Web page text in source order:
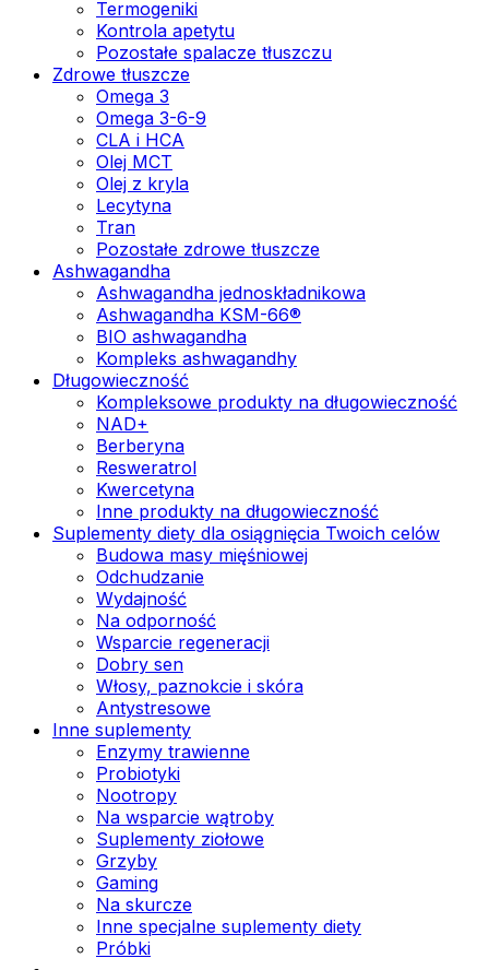
Termogeniki
Kontrola apetytu
Pozostałe spalacze tłuszczu
Zdrowe tłuszcze
Omega 3
Omega 3-6-9
CLA i HCA
Olej MCT
Olej z kryla
Lecytyna
Tran
Pozostałe zdrowe tłuszcze
Ashwagandha
Ashwagandha jednoskładnikowa
Ashwagandha KSM-66®
BIO ashwagandha
Kompleks ashwagandhy
Długowieczność
Kompleksowe produkty na długowieczność
NAD+
Berberyna
Resweratrol
Kwercetyna
Inne produkty na długowieczność
Suplementy diety dla osiągnięcia Twoich celów
Budowa masy mięśniowej
Odchudzanie
Wydajność
Na odporność
Wsparcie regeneracji
Dobry sen
Włosy, paznokcie i skóra
Antystresowe
Inne suplementy
Enzymy trawienne
Probiotyki
Nootropy
Na wsparcie wątroby
Suplementy ziołowe
Grzyby
Gaming
Na skurcze
Inne specjalne suplementy diety
Próbki